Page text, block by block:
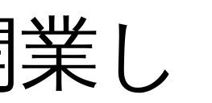
し